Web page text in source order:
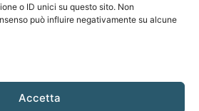
o ID unici su questo sito. Non
può influire negativamente su alcune
Accetta